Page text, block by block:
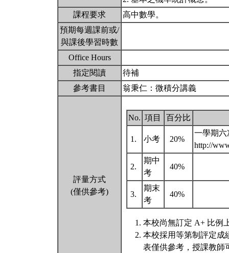
課程要求
高中數學。
預期每週課前或/
與課後學習時數
Office Hours
指定閱讀
待補
參考書目
翁秉仁：微積分講義
評量方式
(僅供參考)
No. 項目 百分比
1. 小考 20%
一學期六
http://
2.
期中
考
40%
3.
期末
考
40%
本校尚無訂定 A+ 比例
本校採用等第制評定成
表僅供參考，授課教師